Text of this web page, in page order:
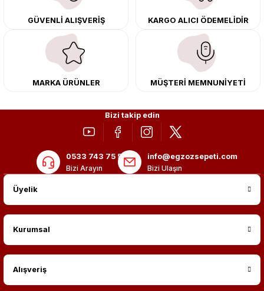
Tüm ürünlerimiz orijinal, dayanıklı ve uzun ömürlüdür. İstanbul’daki montaj
merkezimizde profesyonel montaj yapıyor, Türkiye’nin her yerine güvenli
kargo ile teslimat gerçekleştiriyoruz. Aracınıza değer katmak için doğru
adres: Egzoz Sepeti.
GÜVENLİ ALIŞVERİŞ KARGO ALICI ÖDEMELİDİR
MARKA ÜRÜNLER MÜŞTERİ MEMNUNİYETİ
Bizi takip edin
0533 743 75 56
Bizi Arayın
info@egzozsepeti.com
Bizi Ulaşın
Üyelik
Kurumsal
Alışveriş